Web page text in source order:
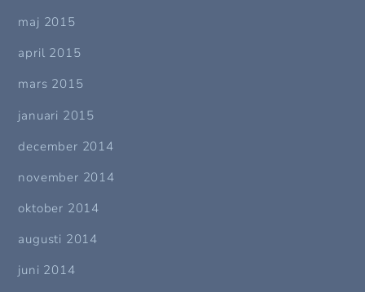
maj 2015
april 2015
mars 2015
januari 2015
december 2014
november 2014
oktober 2014
augusti 2014
juni 2014